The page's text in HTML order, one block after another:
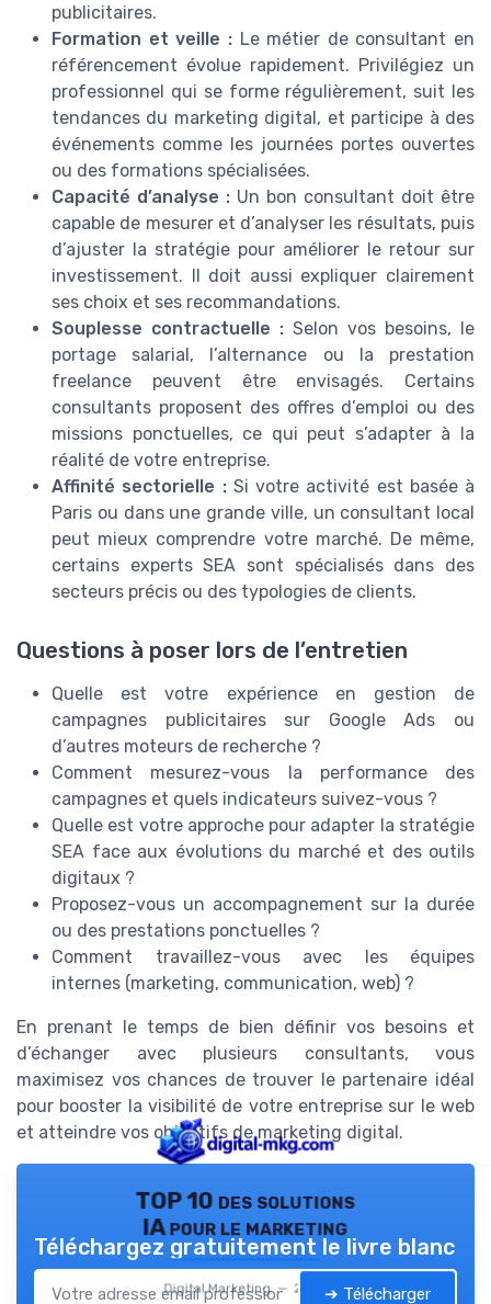
publicitaires.
Formation et veille :Le métier de consultant en
référencement évolue rapidement. Privilégiez un
professionnel qui se forme régulièrement, suit les
tendances du marketing digital, et participe à des
événements comme les journées portes ouvertes
ou des formations spécialisées.
Capacité d’analyse : Un bon consultant doit être
capable de mesurer et d’analyser les résultats, puis
d’ajuster la stratégie pour améliorer le retour sur
investissement. Il doit aussi expliquer clairement
ses choix et ses recommandations.
Souplesse contractuelle : Selon vos besoins, le
portage salarial, l’alternance ou la prestation
freelance peuvent être envisagés. Certains
consultants proposent des offres d’emploi ou des
missions ponctuelles, ce qui peut s’adapter à la
réalité de votre entreprise.
Affinité sectorielle :Si votre activité est basée à
Paris ou dans une grande ville, un consultant local
peut mieux comprendre votre marché. De même,
certains experts SEA sont spécialisés dans des
secteurs précis ou des typologies de clients.
Questions à poser lors de l’entretien
Quelle est votre expérience en gestion de
campagnes publicitaires sur Google Ads ou
d’autres moteurs de recherche ?
Comment mesurez-vous la performance des
campagnes et quels indicateurs suivez-vous ?
Quelle est votre approche pour adapter la stratégie
SEA face aux évolutions du marché et des outils
digitaux ?
Proposez-vous un accompagnement sur la durée
ou des prestations ponctuelles ?
Comment travaillez-vous avec les équipes
internes (marketing, communication, web) ?
En prenant le temps de bien définir vos besoins et
d’échanger avec plusieurs consultants, vous
maximisez vos chances de trouver le partenaire idéal
pour booster la visibilité de votre entreprise sur le web
et atteindre vos objectifs de marketing digital.
TOP 10 des solutions
IA pour le marketing
Digital Marketing — 2026
Téléchargez gratuitement le livre blanc
➔ Télécharger